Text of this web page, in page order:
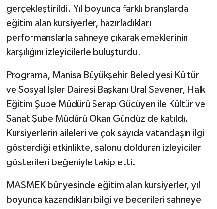
gerçekleştirildi. Yıl boyunca farklı branşlarda
eğitim alan kursiyerler, hazırladıkları
performanslarla sahneye çıkarak emeklerinin
karşılığını izleyicilerle buluşturdu.
Programa, Manisa Büyükşehir Belediyesi Kültür
ve Sosyal İşler Dairesi Başkanı Ural Sevener, Halk
Eğitim Şube Müdürü Serap Gücüyen ile Kültür ve
Sanat Şube Müdürü Okan Gündüz de katıldı.
Kursiyerlerin aileleri ve çok sayıda vatandaşın ilgi
gösterdiği etkinlikte, salonu dolduran izleyiciler
gösterileri beğeniyle takip etti.
MASMEK bünyesinde eğitim alan kursiyerler, yıl
boyunca kazandıkları bilgi ve becerileri sahneye